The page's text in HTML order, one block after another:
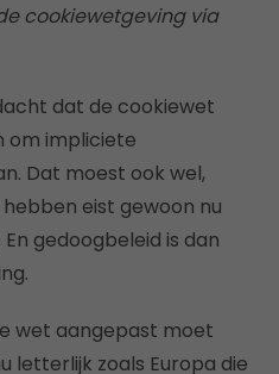
cookiewetgeving via
dat de cookiewet
om impliciete
Dat moest ook wel,
eist gewoon nu
gedoogbeleid is dan
wet aangepast moet
letterlijk zoals Europa die